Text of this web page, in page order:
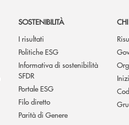
SOSTENIBILITÀ
I risultati
Politiche ESG
Informativa di sostenibilità
SFDR
Portale ESG
Filo diretto
Parità di Genere